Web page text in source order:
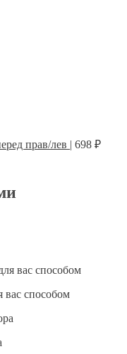
прав/лев | 698 ₽
вас способом